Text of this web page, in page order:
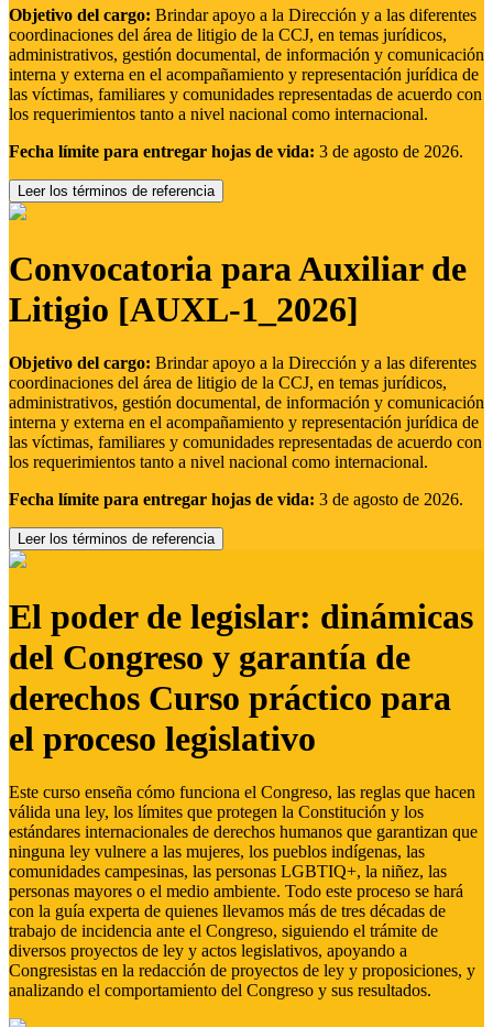
Objetivo del cargo: Brindar apoyo a la Dirección y a las diferentes
coordinaciones del área de litigio de la CCJ, en temas jurídicos,
administrativos, gestión documental, de información y comunicación
interna y externa en el acompañamiento y representación jurídica de
las víctimas, familiares y comunidades representadas de acuerdo con
los requerimientos tanto a nivel nacional como internacional.
Fecha límite para entregar hojas de vida: 3 de agosto de 2026.
Leer los términos de referencia
Convocatoria para Auxiliar de
Litigio [AUXL-1_2026]
Objetivo del cargo: Brindar apoyo a la Dirección y a las diferentes
coordinaciones del área de litigio de la CCJ, en temas jurídicos,
administrativos, gestión documental, de información y comunicación
interna y externa en el acompañamiento y representación jurídica de
las víctimas, familiares y comunidades representadas de acuerdo con
los requerimientos tanto a nivel nacional como internacional.
Fecha límite para entregar hojas de vida: 3 de agosto de 2026.
Leer los términos de referencia
El poder de legislar: dinámicas
del Congreso y garantía de
derechos Curso práctico para
el proceso legislativo
Este curso enseña cómo funciona el Congreso, las reglas que hacen
válida una ley, los límites que protegen la Constitución y los
estándares internacionales de derechos humanos que garantizan que
ninguna ley vulnere a las mujeres, los pueblos indígenas, las
comunidades campesinas, las personas LGBTIQ+, la niñez, las
personas mayores o el medio ambiente. Todo este proceso se hará
con la guía experta de quienes llevamos más de tres décadas de
trabajo de incidencia ante el Congreso, siguiendo el trámite de
diversos proyectos de ley y actos legislativos, apoyando a
Congresistas en la redacción de proyectos de ley y proposiciones, y
analizando el comportamiento del Congreso y sus resultados.